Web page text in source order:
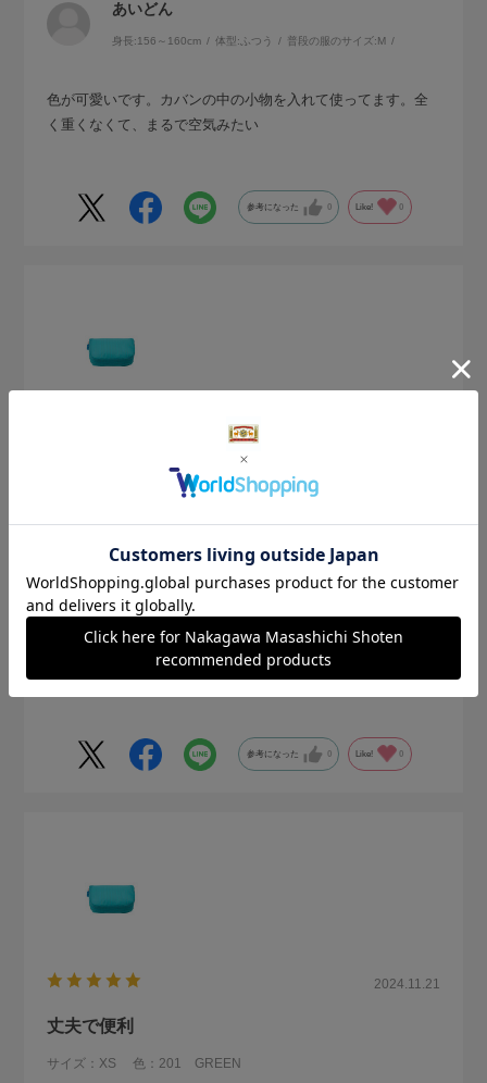
あいどん
身長:156～160cm 体型:ふつう 普段の服のサイズ: M
色が可愛いです。カバンの中の小物を入れて使ってます。全
く重くなくて、まるで空気みたい
参考になった 0 Like! 0
ゆきゆき
薄い生地で何より軽く、旅行に最適。色違いで揃えたいで
参考になった 0 Like! 0
2024.11.21
丈夫で便利
サイズ：XS 色：201 GREEN